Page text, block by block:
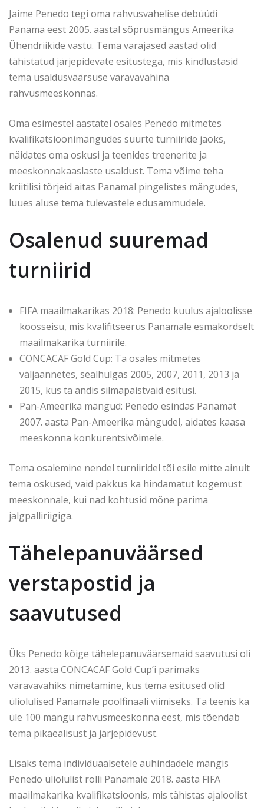
Jaime Penedo tegi oma rahvusvahelise debüüdi
Panama eest 2005. aastal sõprusmängus Ameerika
Ühendriikide vastu. Tema varajased aastad olid
tähistatud järjepidevate esitustega, mis kindlustasid
tema usaldusväärsuse väravavahina
rahvusmeeskonnas.
Oma esimestel aastatel osales Penedo mitmetes
kvalifikatsioonimängudes suurte turniiride jaoks,
näidates oma oskusi ja teenides treenerite ja
meeskonnakaaslaste usaldust. Tema võime teha
kriitilisi tõrjeid aitas Panamal pingelistes mängudes,
luues aluse tema tulevastele edusammudele.
Osalenud suuremad
turniirid
FIFA maailmakarikas 2018: Penedo kuulus ajaloolisse
koosseisu, mis kvalifitseerus Panamale esmakordselt
maailmakarika turniirile.
CONCACAF Gold Cup: Ta osales mitmetes
väljaannetes, sealhulgas 2005, 2007, 2011, 2013 ja
2015, kus ta andis silmapaistvaid esitusi.
Pan-Ameerika mängud: Penedo esindas Panamat
2007. aasta Pan-Ameerika mängudel, aidates kaasa
meeskonna konkurentsivõimele.
Tema osalemine nendel turniiridel tõi esile mitte ainult
tema oskused, vaid pakkus ka hindamatut kogemust
meeskonnale, kui nad kohtusid mõne parima
jalgpalliriigiga.
Tähelepanuväärsed
verstapostid ja
saavutused
Üks Penedo kõige tähelepanuväärsemaid saavutusi oli
2013. aasta CONCACAF Gold Cup’i parimaks
väravavahiks nimetamine, kus tema esitused olid
üliolulised Panamale poolfinaali viimiseks. Ta teenis ka
üle 100 mängu rahvusmeeskonna eest, mis tõendab
tema pikaealisust ja järjepidevust.
Lisaks tema individuaalsetele auhindadele mängis
Penedo üliolulist rolli Panamale 2018. aasta FIFA
maailmakarika kvalifikatsioonis, mis tähistas ajaloolist